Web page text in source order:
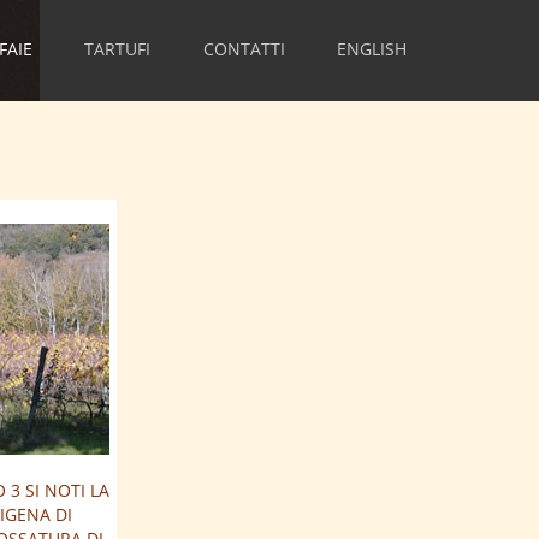
TARTUFI CONTATTI ENGLISH
3 SI NOTI LA
DI